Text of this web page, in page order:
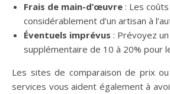
Frais de main-d’œuvre : Les
considérablement d’un artisan à
Éventuels imprévus : Prévoyez
supplémentaire de 10 à 20% pour
Les sites de comparaison de prix
services vous aident également à